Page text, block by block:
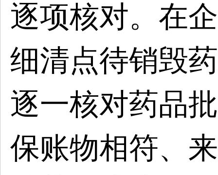
逐项核对。在
细清点待销毁
逐一核对药品
保账物相符、